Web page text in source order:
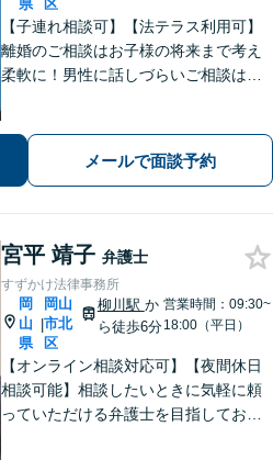
県
区
【子連れ相談可】【法テラス利用可】
離婚のご相談はお子様の将来まで考え
柔軟に！男性に話しづらいご相談は女
と連携してきめ細やかに対応【注力分
野初回相談無料】【WEB面談可】
メールで面談予約
宮平 靖子 弁護士
すずかけ法律事務所
岡
山
県
|
岡山
市北
区
柳川駅 か
ら徒歩6分
営業時間：09:30~
18:00（平日）
【オンライン相談対応可】【夜間休日
相談可能】相談したいときに気軽に頼
っていただける弁護士を目指しており